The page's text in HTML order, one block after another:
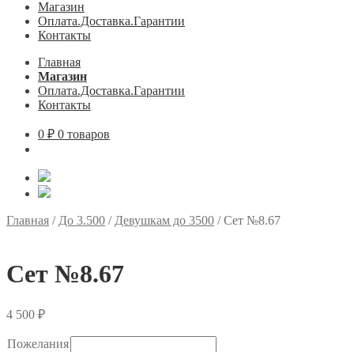
Магазин
Оплата.Доставка.Гарантии
Контакты
Главная
Магазин
Оплата.Доставка.Гарантии
Контакты
0 ₽ 0 товаров
Главная /До 3.500 /Девушкам до 3500 /Сет №8.67
Сет №8.67
4 500 ₽
Пожелания